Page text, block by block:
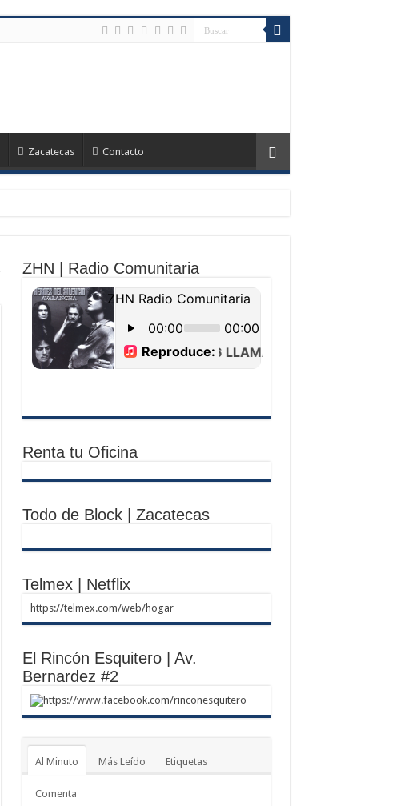
Zacatecas Contacto
ZHN | Radio Comunitaria
Renta tu Oficina
Todo de Block | Zacatecas
Telmex | Netflix
https://telmex.com/web/hogar
El Rincón Esquitero | Av.
Bernardez #2
https://www.facebook.com/rinconesquitero
Al Minuto Más Leído Etiquetas
Comenta